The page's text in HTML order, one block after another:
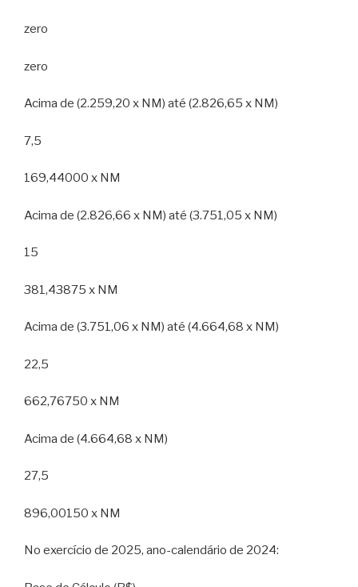
zero
zero
Acima de (2.259,20 x NM) até (2.826,65 x NM)
7,5
169,44000 x NM
Acima de (2.826,66 x NM) até (3.751,05 x NM)
15
381,43875 x NM
Acima de (3.751,06 x NM) até (4.664,68 x NM)
22,5
662,76750 x NM
Acima de (4.664,68 x NM)
27,5
896,00150 x NM
No exercício de 2025, ano-calendário de 2024: